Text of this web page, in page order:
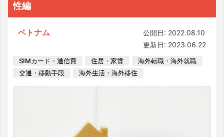
性編
ベトナム
公開日: 2022.08.10
更新日: 2023.06.22
SIMカード・通信費 住居・家賃
海外転職・海外就職
交通・移動手段
海外生活・海外移住